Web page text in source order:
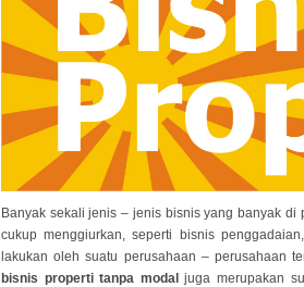
Banyak sekali jenis – jenis bisnis yang banyak
cukup menggiurkan, seperti bisnis
lakukan oleh suatu perusahaan – perusahaan
bisnis properti tanpa modal juga merupakan